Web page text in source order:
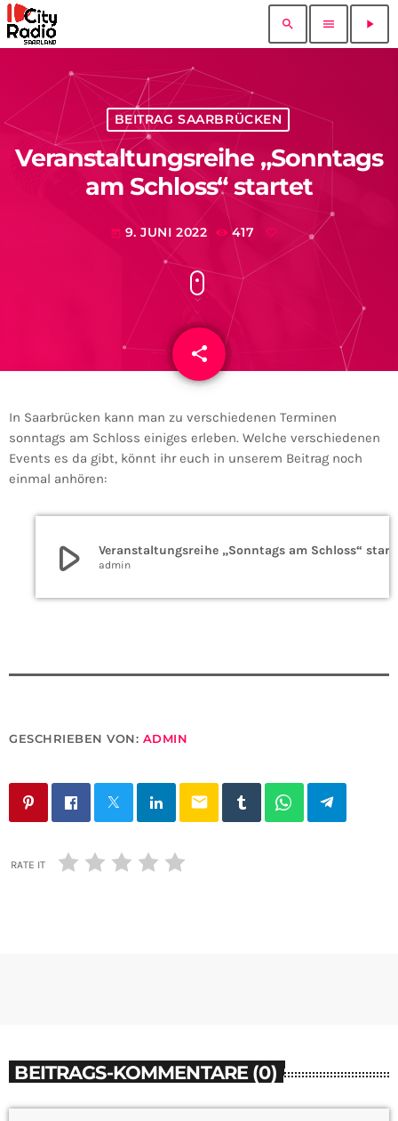
search menu play_arrow
BEITRAG SAARBRÜCKEN
Veranstaltungsreihe „Sonntags
am Schloss“ startet
today 9. JUNI 2022 417
share
email
In Saarbrücken kann man zu verschiedenen Terminen
sonntags am Schloss einiges erleben. Welche verschiedenen
Events es da gibt, könnt ihr euch in unserem Beitrag noch
einmal anhören:
play_arrow admin
GESCHRIEBEN VON: ADMIN
email
RATE IT
BEITRAGS-KOMMENTARE (0)